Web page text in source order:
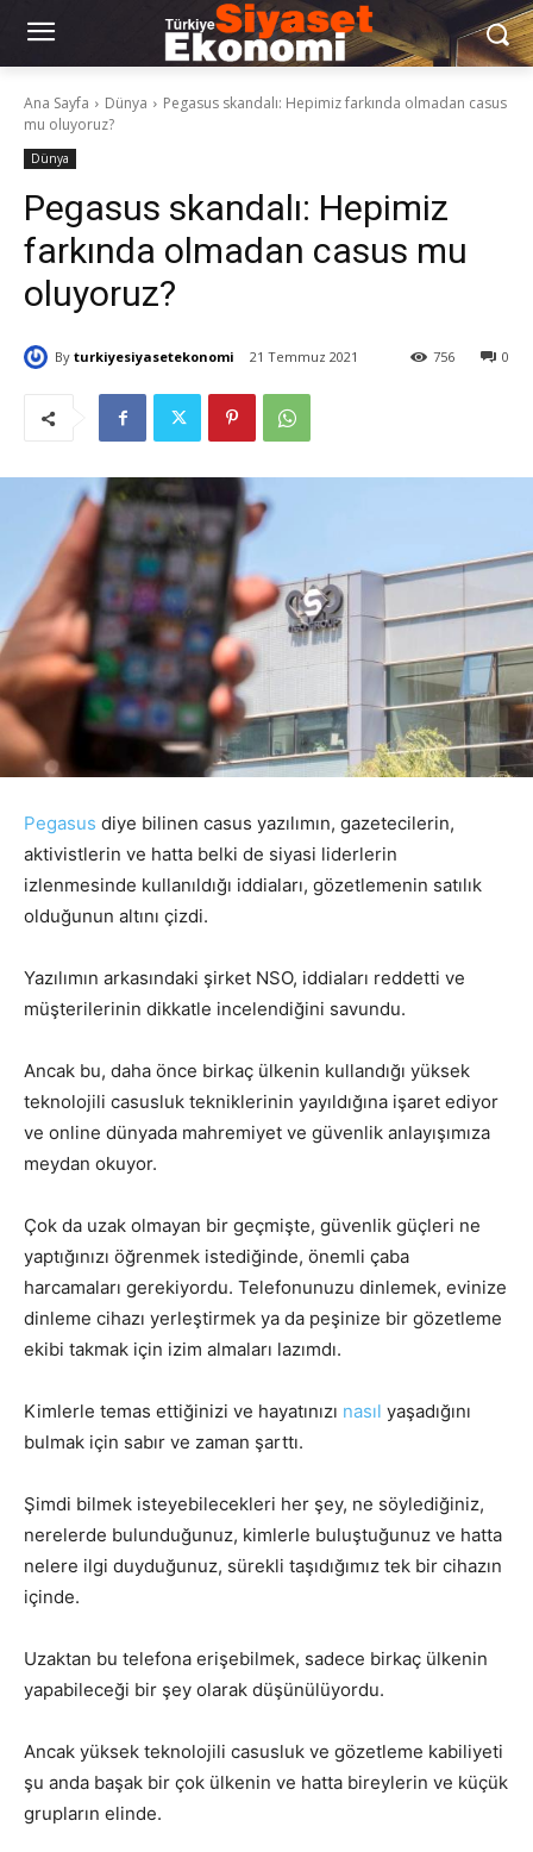
Ana Sayfa Dünya
Pegasus skandalı: Hepimiz farkında olmadan casus
mu oluyoruz?
Dünya
Pegasus skandalı: Hepimiz
farkında olmadan casus mu
oluyoruz?
By turkiyesiyasetekonomi 21 Temmuz 2021 0
756
Pegasus diye bilinen casus yazılımın, gazetecilerin,
aktivistlerin ve hatta belki de siyasi liderlerin
izlenmesinde kullanıldığı iddiaları, gözetlemenin satılık
olduğunun altını çizdi.
Yazılımın arkasındaki şirket NSO, iddiaları reddetti ve
müşterilerinin dikkatle incelendiğini savundu.
Ancak bu, daha önce birkaç ülkenin kullandığı yüksek
teknolojili casusluk tekniklerinin yayıldığına işaret ediyor
ve online dünyada mahremiyet ve güvenlik anlayışımıza
meydan okuyor.
Çok da uzak olmayan bir geçmişte, güvenlik güçleri ne
yaptığınızı öğrenmek istediğinde, önemli çaba
harcamaları gerekiyordu. Telefonunuzu dinlemek, evinize
dinleme cihazı yerleştirmek ya da peşinize bir gözetleme
ekibi takmak için izim almaları lazımdı.
Kimlerle temas ettiğinizi ve hayatınızı nasıl yaşadığını
bulmak için sabır ve zaman şarttı.
Şimdi bilmek isteyebilecekleri her şey, ne söylediğiniz,
nerelerde bulunduğunuz, kimlerle buluştuğunuz ve hatta
nelere ilgi duyduğunuz, sürekli taşıdığımız tek bir cihazın
içinde.
Uzaktan bu telefona erişebilmek, sadece birkaç ülkenin
yapabileceği bir şey olarak düşünülüyordu.
Ancak yüksek teknolojili casusluk ve gözetleme kabiliyeti
şu anda başak bir çok ülkenin ve hatta bireylerin ve küçük
grupların elinde.